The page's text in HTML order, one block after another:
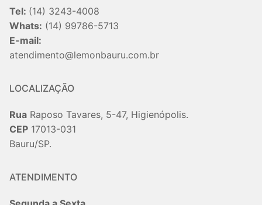
Tel: (14) 3243-4008
Whats: (14) 99786-5713
E-mail:
atendimento@lemonbauru.com.br
LOCALIZAÇÃO
Rua Raposo Tavares, 5-47, Higienópolis.
CEP 17013-031
Bauru/SP.
ATENDIMENTO